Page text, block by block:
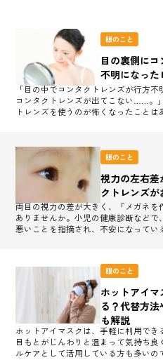
眼のこと
目の裏側に
不明になっ
「目の中でコンタクトレンズが行方
コンタクトレンズが出てこない……。
トレンズを使うのが怖くなったことは
眼のこと
視力の左右差
クトレンズが
両目の視力の差が大きく、「メガネ
ありませんか。小児の健康診断など
悪いことを指摘され、不安になってい
眼のこと
ホットアイ
る？代替方
も解説
ホットアイマスクは、手軽に利用でき
目もとがじんわりと温まって気持ち
ルケアとして活用している方も多いの